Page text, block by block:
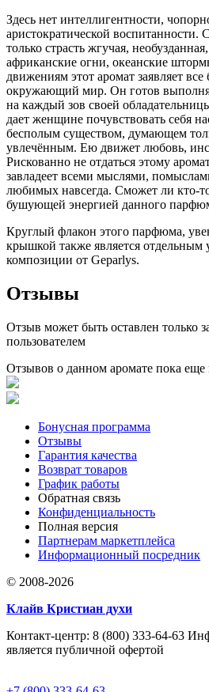
Здесь нет интеллигентности,
аристократической воспитанности.
только страсть жгучая,
африканские огни, океанские
движениям этот аромат заявляет
окружающий мир. Он готов
на каждый зов своей
дает женщине почувствовать себя
бесполым существом, думающем
увлечённым. Ею движет любовь,
Рискованно не отдаться этому
завладеет всеми мыслями,
любимых навсегда. Сможет ли кто-
бушующей энергией данного
Круглый флакон этого парфюма,
крышкой также является отдельным
композиции от Geparlys.
Отзывы
Отзыв может быть оставлен только
пользователем
Отзывов о данном аромате пока еще
Бонусная программа
Отзывы
Гарантия качества
Возврат товаров
График работы
Обратная связь
Конфиденциальность
Полная версия
Партнерам маркетплейса
Информационный посредник
© 2008-2026
Клайв Кристиан духи
Контакт-центр: 8 (800) 333-64-63
является публичной офертой